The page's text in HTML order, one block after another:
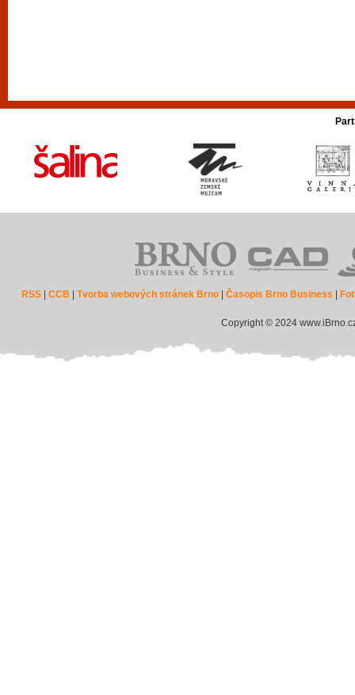
RSS |CCB |Tvorba webových stránek Brno |Časopis Brno Business
Copyright © 2024